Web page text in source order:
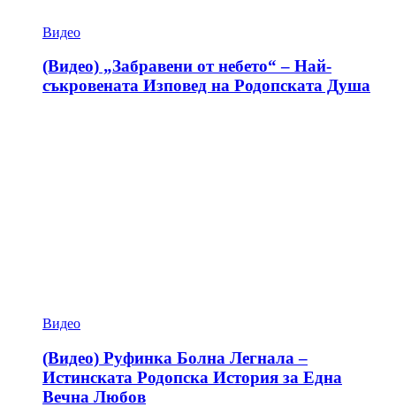
Видео
(Видео) „Забравени от небето“ – Най-
съкровената Изповед на Родопската Душа
Видео
(Видео) Руфинка Болна Легнала –
Истинската Родопска История за Една
Вечна Любов